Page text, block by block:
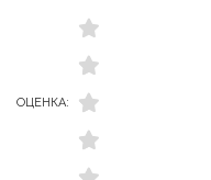
ОЦЕНКА: